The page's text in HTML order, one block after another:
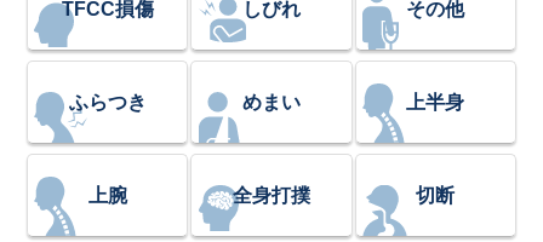
TFCC損傷 しびれ その他
ふらつき めまい 上半身
上腕 全身打撲 切断